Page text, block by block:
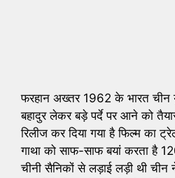
फरहान अख्तर 1962 के भारत चीन
बहादुर लेकर बड़े पर्दे पर आने को
रिलीज कर दिया गया है फिल्म का
गाथा को साफ-साफ बयां करता है
चीनी सैनिकों से लड़ाई लड़ी थी चीन